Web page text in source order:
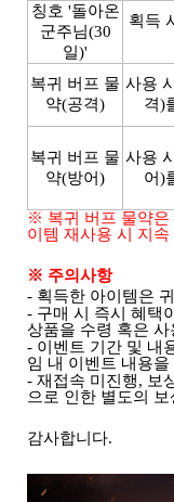
칭호 '돌아온
군주님(30
일)'
획득
복귀 버프 물
약(공격)
사용
격)
복귀 버프 물
약(방어)
사용
어)
※ 복귀 버프 물약은
이템 재사용 시 지
※ 주의사항
- 획득한 아이템은
- 구매 시 즉시 혜택
상품을 수령 혹은
- 이벤트 기간 및 내
임 내 이벤트 내용
- 재접속 미진행, 보
으로 인한 별도의
감사합니다.